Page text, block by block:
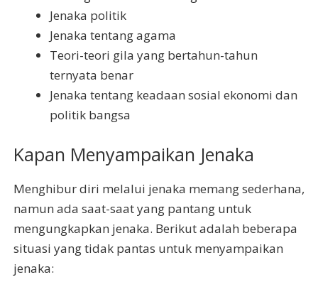
Jenaka politik
Jenaka tentang agama
Teori-teori gila yang bertahun-tahun
ternyata benar
Jenaka tentang keadaan sosial ekonomi dan
politik bangsa
Kapan Menyampaikan Jenaka
Menghibur diri melalui jenaka memang sederhana,
namun ada saat-saat yang pantang untuk
mengungkapkan jenaka. Berikut adalah beberapa
situasi yang tidak pantas untuk menyampaikan
jenaka: